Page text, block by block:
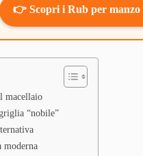
👉 Scopri i Rub per manzo
macellaio
“nobile”
moderna